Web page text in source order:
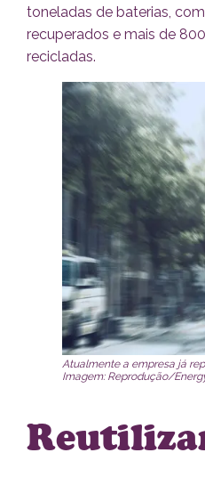
toneladas de baterias,
recuperados e mais de
recicladas.
Atualmente a empresa já
Imagem: Reprodução/